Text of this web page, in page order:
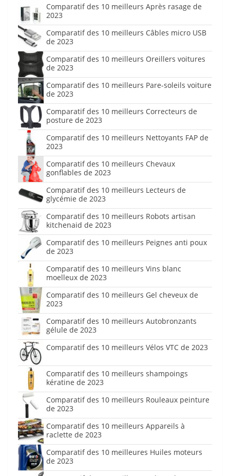
Comparatif des 10 meilleurs Après rasage de
2023
Comparatif des 10 meilleurs Câbles micro USB
de 2023
Comparatif des 10 meilleurs Oreillers voitures
de 2023
Comparatif des 10 meilleurs Pare-soleils voiture
de 2023
Comparatif des 10 meilleurs Correcteurs de
posture de 2023
Comparatif des 10 meilleurs Nettoyants FAP de
2023
Comparatif des 10 meilleurs Chevaux
gonflables de 2023
Comparatif des 10 meilleurs Lecteurs de
glycémie de 2023
Comparatif des 10 meilleurs Robots artisan
kitchenaid de 2023
Comparatif des 10 meilleurs Peignes anti poux
de 2023
Comparatif des 10 meilleurs Vins blanc
moelleux de 2023
Comparatif des 10 meilleurs Gel cheveux de
2023
Comparatif des 10 meilleurs Autobronzants
gélule de 2023
Comparatif des 10 meilleurs Vélos VTC de 2023
Comparatif des 10 meilleurs shampoings
kératine de 2023
Comparatif des 10 meilleurs Rouleaux peinture
de 2023
Comparatif des 10 meilleurs Appareils à
raclette de 2023
Comparatif des 10 meilleures Huiles moteurs
de 2023